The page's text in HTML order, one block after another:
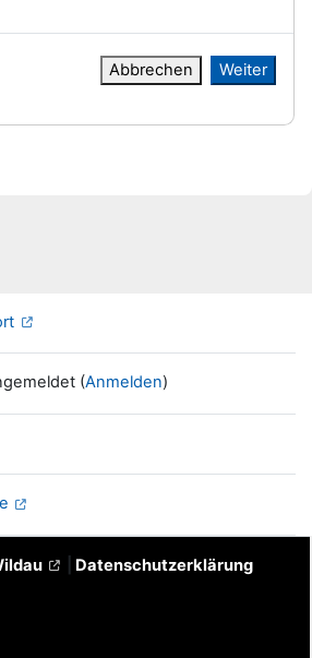
Abbrechen Weiter
(Anmelden)
Datenschutzerklärung